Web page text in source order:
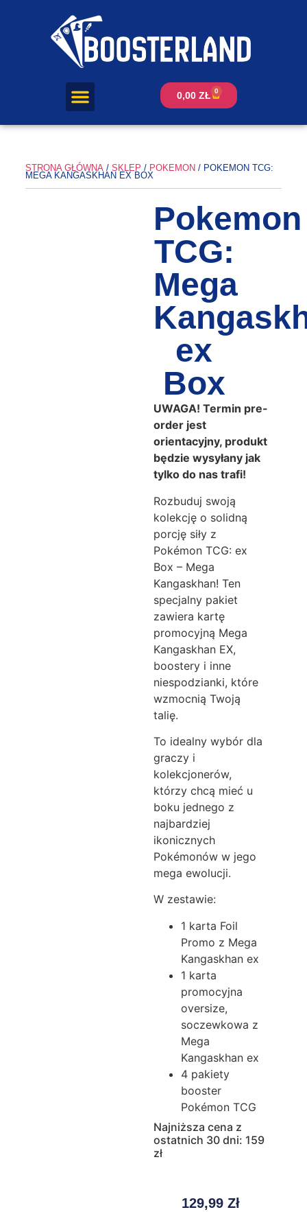
0,00 ZŁ 0
STRONA GŁÓWNA/ SKLEP / POKEMON / POKEMON TCG:
MEGA KANGASKHAN EX BOX
Pokemon
TCG:
Mega
ex
Box
UWAGA! Termin pre-
order jest
orientacyjny, produkt
będzie wysyłany jak
tylko do nas trafi!
Rozbuduj swoją
kolekcję o solidną
porcję siły z
Pokémon TCG: ex
Box – Mega
Kangaskhan! Ten
specjalny pakiet
zawiera kartę
promocyjną Mega
Kangaskhan EX,
boostery i inne
niespodzianki, które
wzmocnią Twoją
talię.
To idealny wybór dla
graczy i
kolekcjonerów,
którzy chcą mieć u
boku jednego z
najbardziej
ikonicznych
Pokémonów w jego
mega ewolucji.
W zestawie:
1 karta Foil
Promo z Mega
Kangaskhan ex
1 karta
promocyjna
oversize,
soczewkowa z
Mega
Kangaskhan ex
4 pakiety
booster
Pokémon TCG
Najniższa cena z
ostatnich 30 dni: 159
zł
129,99Zł